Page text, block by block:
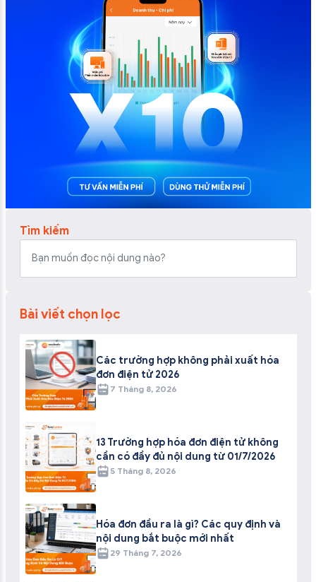
Tìm kiếm
Bài viết chọn lọc
Các trường hợp không phải xuất hóa
đơn điện tử 2026
7 Tháng 8, 2026
13 Trường hợp hóa đơn điện tử không
cần có đầy đủ nội dung từ 01/7/2026
5 Tháng 8, 2026
Hóa đơn đầu ra là gì? Các quy định và
nội dung bắt buộc mới nhất
29 Tháng 7, 2026